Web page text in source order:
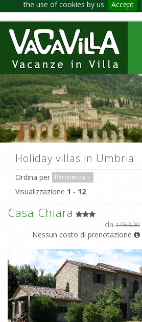
the use of cookies by us Accept
Holiday villas in Umbria
Ordina per Pertinenza
Visualizzazione 1 - 12
Casa Chiara
da 1.953,00
Nessun costo di prenotazione